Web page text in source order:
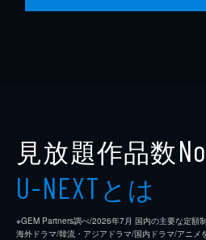
見放題作品数
U-NEXTとは
※GEM Partners調べ/2026年7⽉ 国内の主要な定額
海外ドラマ/韓流・アジアドラマ/国内ドラマ/アニメ